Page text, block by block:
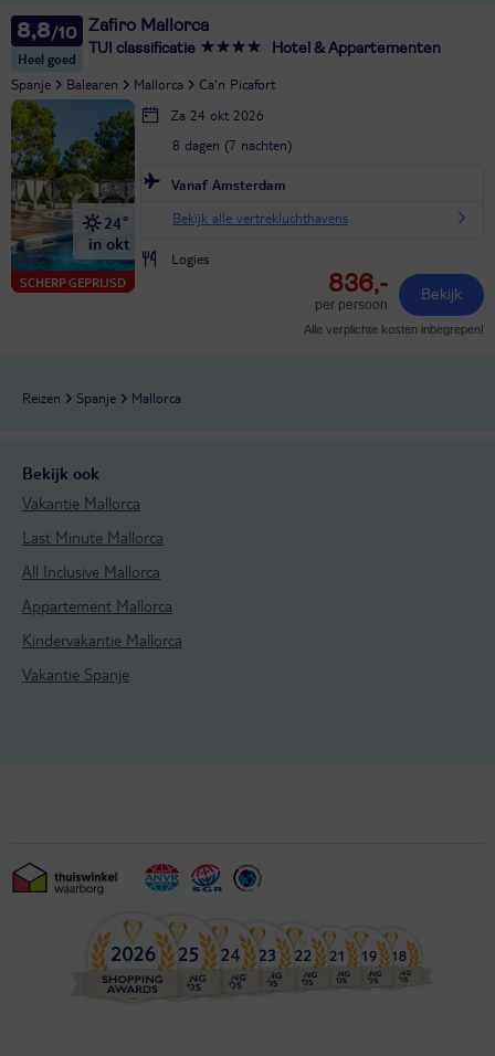
8,8
Heel goed
Zafiro Mallorca
TUI classificatie Hotel & Appartementen
Spanje Balearen Mallorca Ca'n Picafort
SCHERP GEPRIJSD
24°
in okt
Za 24 okt 2026
8 dagen (7 nachten)
Vanaf Amsterdam
Bekijk alle vertrekluchthavens
Logies
836,-
per persoon
Bekijk
Alle verplichte kosten inbegrepen!
Reizen Spanje Mallorca
Bekijk ook
Vakantie Mallorca
Last Minute Mallorca
All Inclusive Mallorca
Appartement Mallorca
Kindervakantie Mallorca
Vakantie Spanje